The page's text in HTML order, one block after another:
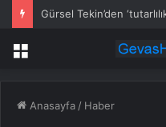
Menü
Anasayfa / Haber